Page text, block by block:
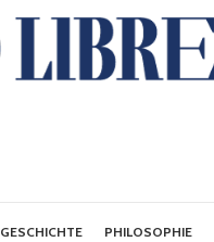
GESCHICHTE PHILOSOPHIE